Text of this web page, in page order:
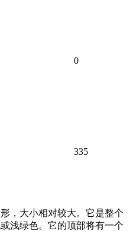
0
335
，大小相对较大。它是整个
浅绿色。它的顶部将有一个